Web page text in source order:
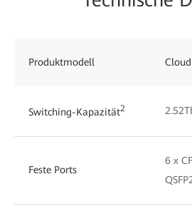
Produktmodell
Switching-Kapazität2
Feste Ports
6 x